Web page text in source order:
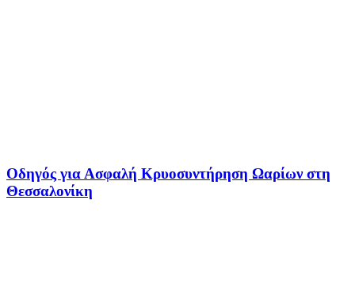
Οδηγός για Ασφαλή Κρυοσυντήρηση Ωαρίων στη
Θεσσαλονίκη